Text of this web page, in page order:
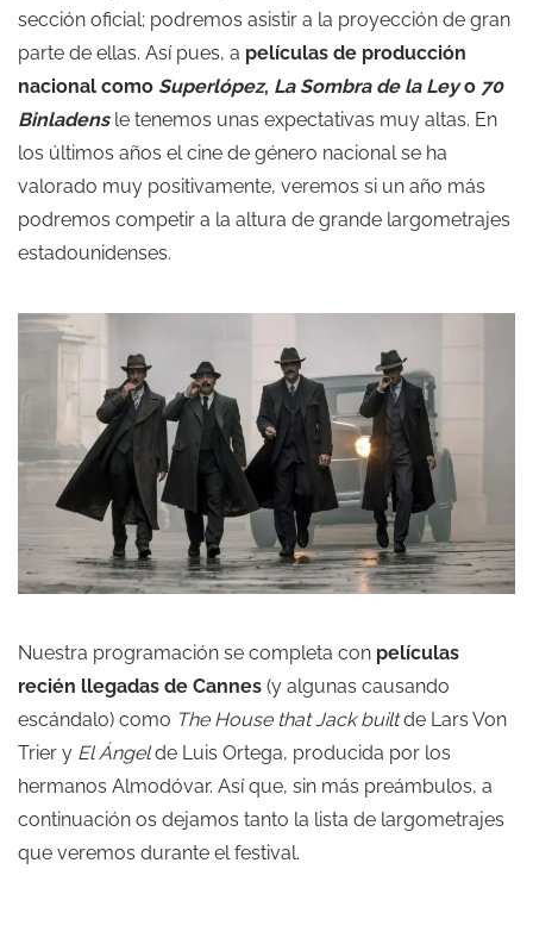
sección oficial; podremos asistir a la proyección de gran
parte de ellas. Así pues, a películas de producción
nacional como Superlópez, La Sombra de la Leyo 70
Binladensle tenemos unas expectativas muy altas. En
los últimos años el cine de género nacional se ha
valorado muy positivamente, veremos si un año más
podremos competir a la altura de grande largometrajes
estadounidenses.
Nuestra programación se completa con películas
recién llegadas de Cannes (y algunas causando
escándalo) como The House that Jack builtde Lars Von
Trier y El Ángelde Luis Ortega, producida por los
hermanos Almodóvar. Así que, sin más preámbulos, a
continuación os dejamos tanto la lista de largometrajes
que veremos durante el festival.